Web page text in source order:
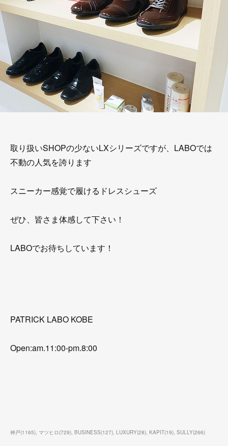
取り扱いSHOPの少ないLXシリーズですが、LABOでは
不動の人気を誇ります
スニーカー感覚で履けるドレスシューズ
ぜひ、皆さま体感して下さい！
LABOでお待ちしています！
PATRICK LABO KOBE
Open:am.11:00-pm.8:00
神戸(1165) マツヒロ(729) BUSINESS(127) LUXURY(28) KAPIT(19) SULLY(266)